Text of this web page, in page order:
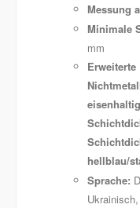
Messung
Minimale
mm
hellblau/
Sprache: